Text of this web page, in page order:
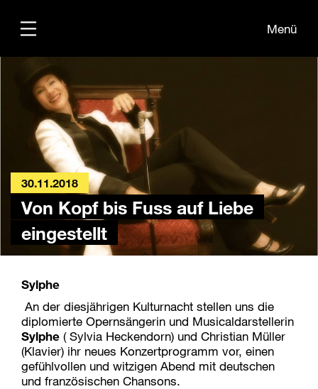
Übersicht
Informationen
Kontakt
Menü
30.11.2018
Von Kopf bis Fuss auf Liebe
eingestellt
Sylphe
An der diesjährigen Kulturnacht stellen uns die
diplomierte Opernsängerin und Musicaldarstellerin
Sylphe ( Sylvia Heckendorn) und Christian Müller
(Klavier) ihr neues Konzertprogramm vor, einen
gefühlvollen und witzigen Abend mit deutschen
und französischen Chansons.